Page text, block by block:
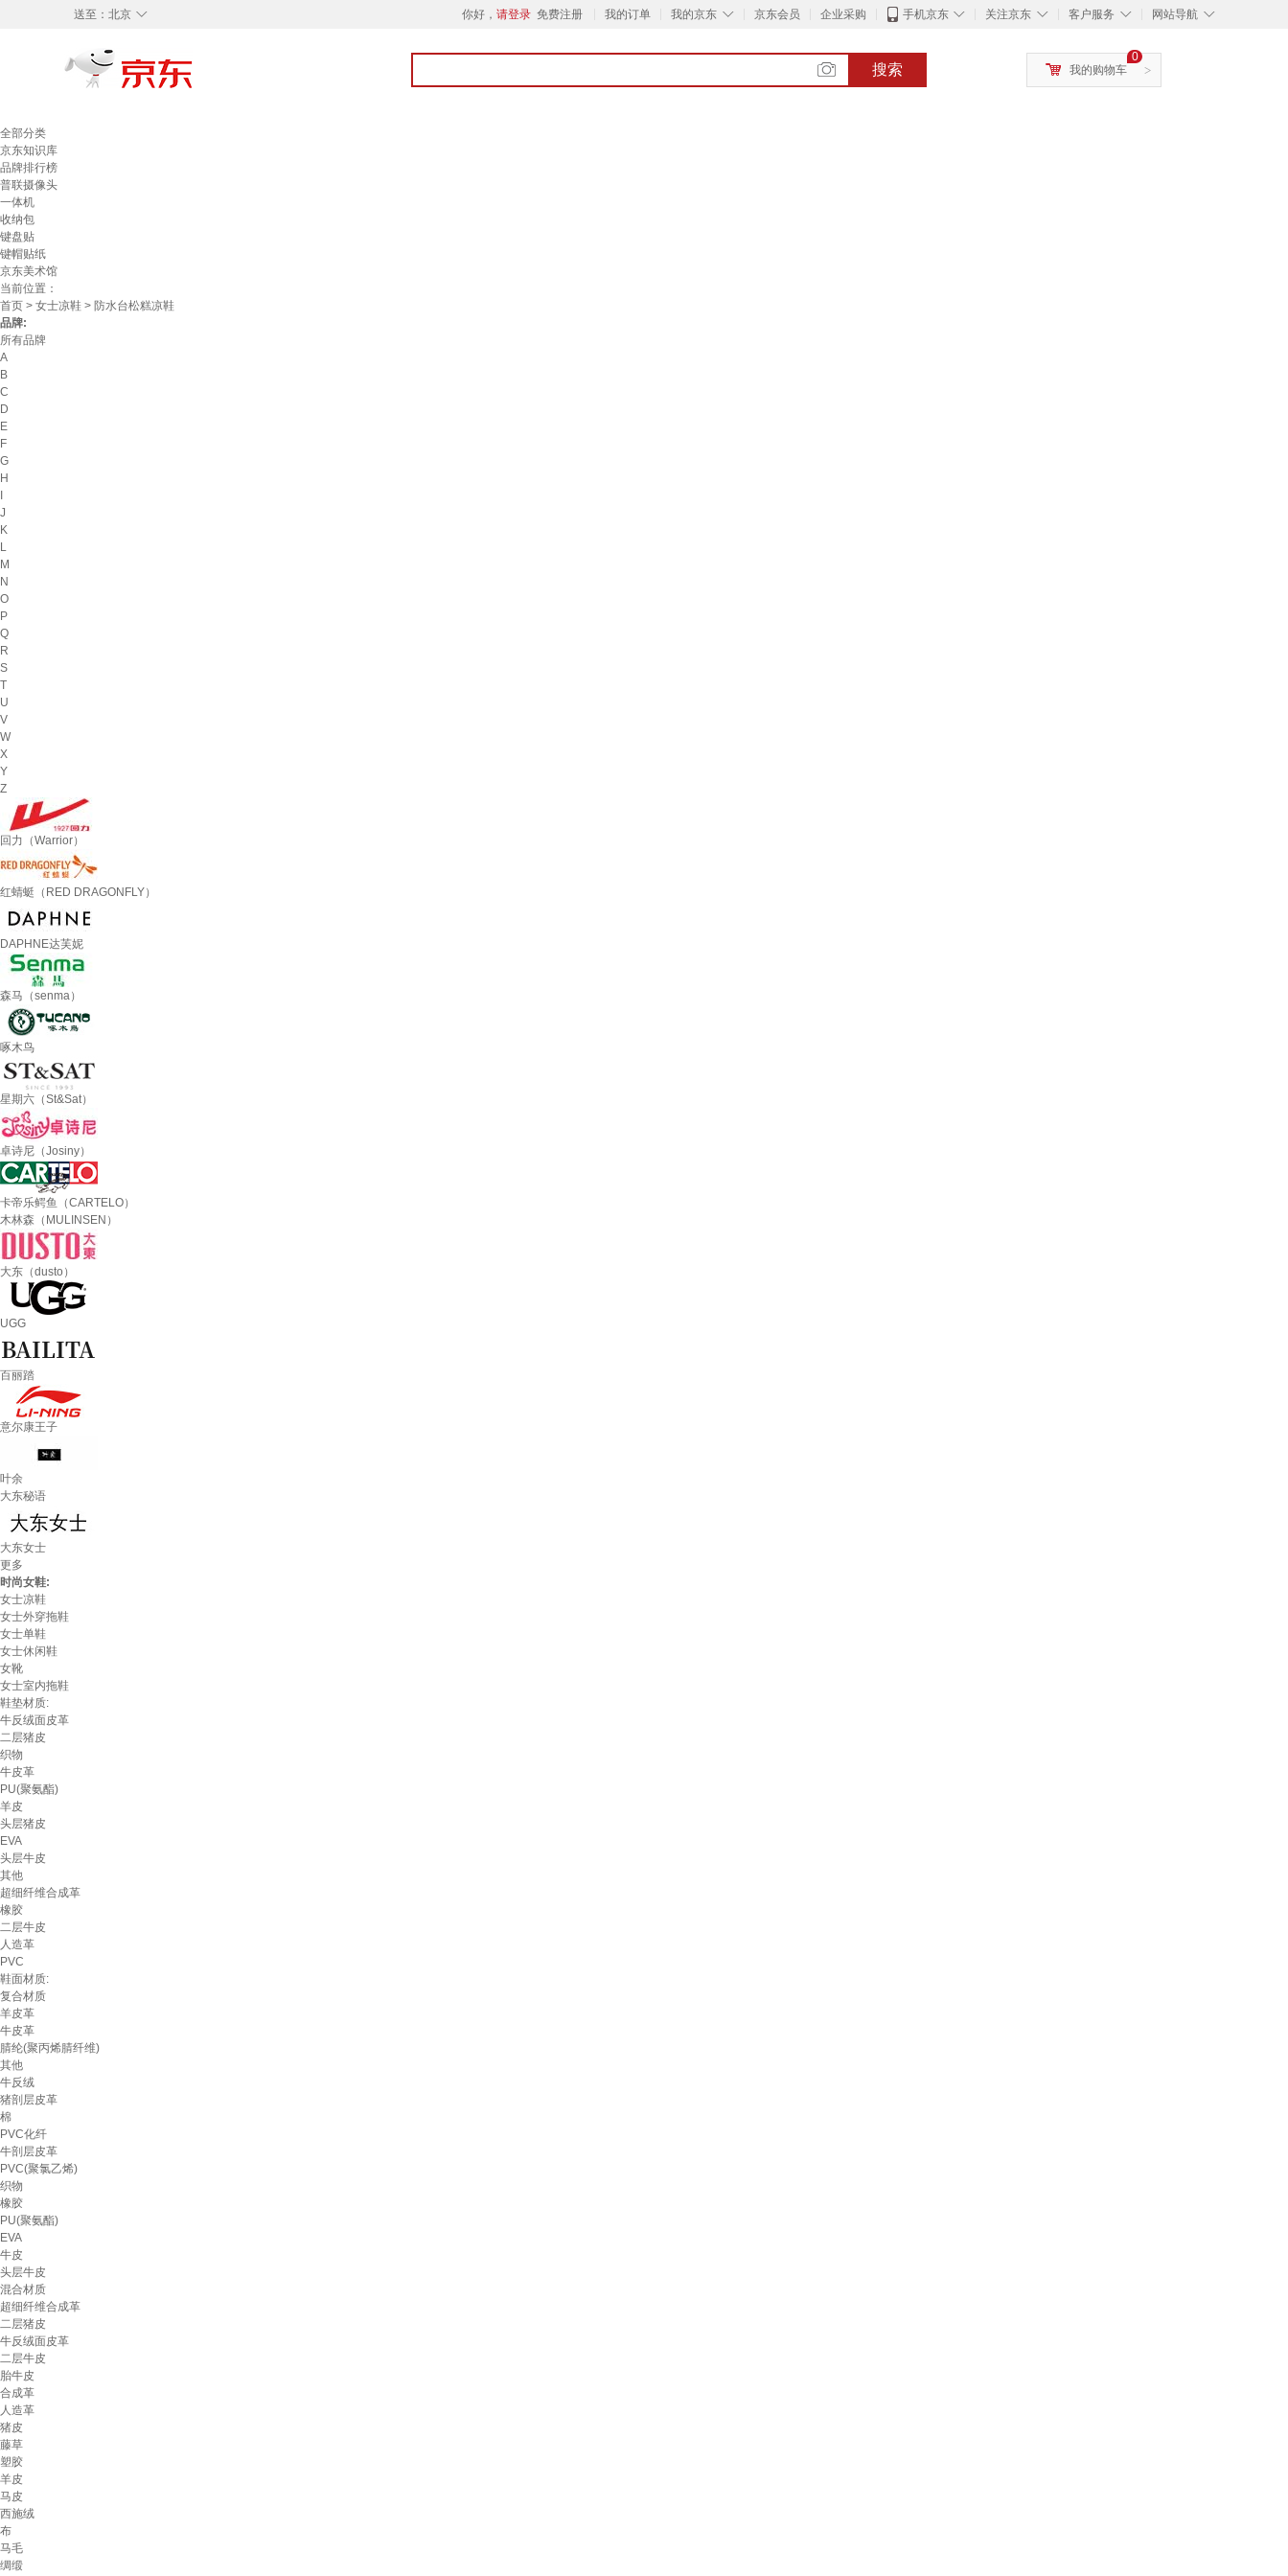
◇
送至： 北京 你好， 请登录 免费注册 我的订单 ◇
我的京东 京东会员 企业采购 ◇
手机京东 ◇
关注京东 ◇
客户服务 ◇
网站导航
搜索 >
0
我的购物车
全部分类
京东知识库
品牌排行榜
普联摄像头
一体机
收纳包
键盘贴
键帽贴纸
京东美术馆
当前位置：
首页 > 女士凉鞋 > 防水台松糕凉鞋
品牌:
所有品牌
A
B
C
D
E
F
G
H
J
K
L
M
N
O
P
Q
R
S
T
U
V
W
X
Y
Z
回力（Warrior）
红蜻蜓（RED DRAGONFLY）
DAPHNE达芙妮
森马（senma）
啄木鸟
星期六（St&Sat）
卓诗尼（Josiny）
卡帝乐鳄鱼（CARTELO）
木林森（MULINSEN）
大东（dusto）
UGG
百丽踏
意尔康王子
叶余
大东秘语
大东女士
更多
时尚女鞋:
女士凉鞋
女士外穿拖鞋
女士单鞋
女士休闲鞋
女靴
女士室内拖鞋
鞋垫材质:
牛反绒面皮革
二层猪皮
织物
牛皮革
PU(聚氨酯)
羊皮
头层猪皮
EVA
头层牛皮
其他
超细纤维合成革
橡胶
二层牛皮
人造革
PVC
鞋面材质:
复合材质
羊皮革
牛皮革
腈纶(聚丙烯腈纤维)
其他
牛反绒
猪剖层皮革
棉
PVC化纤
牛剖层皮革
PVC(聚氯乙烯)
织物
橡胶
PU(聚氨酯)
EVA
牛皮
头层牛皮
混合材质
超细纤维合成革
二层猪皮
牛反绒面皮革
二层牛皮
胎牛皮
合成革
人造革
猪皮
藤草
塑胶
羊皮
马皮
西施绒
布
马毛
绸缎